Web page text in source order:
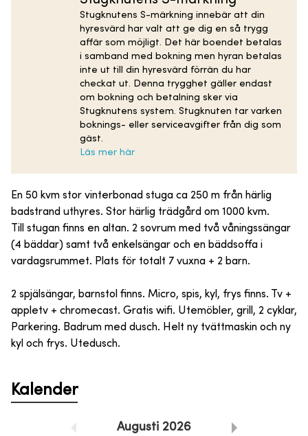
Stugknutens S-märkning innebär att din
hyresvärd har valt att ge dig en så trygg
affär som möjligt. Det här boendet betalas
i samband med bokning men hyran betalas
inte ut till din hyresvärd förrän du har
checkat ut. Denna trygghet gäller endast
om bokning och betalning sker via
Stugknutens system. Stugknuten tar varken
boknings- eller serviceavgifter från dig som
gäst.
Läs mer här
En 50 kvm stor vinterbonad stuga ca 250 m från härlig
badstrand uthyres. Stor härlig trädgård om 1000 kvm.
Till stugan finns en altan. 2 sovrum med två våningssängar
(4 bäddar) samt två enkelsängar och en bäddsoffa i
vardagsrummet. Plats för totalt 7 vuxna + 2 barn.
2 spjälsängar, barnstol finns. Micro, spis, kyl, frys finns. Tv +
appletv + chromecast. Gratis wifi. Utemöbler, grill, 2 cyklar,
Parkering. Badrum med dusch. Helt ny tvättmaskin och ny
kyl och frys. Utedusch.
Kalender
Augusti 2026